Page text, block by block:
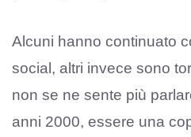
Alcuni hanno continuato
social, altri invece sono
non se ne sente più
anni 2000, essere una